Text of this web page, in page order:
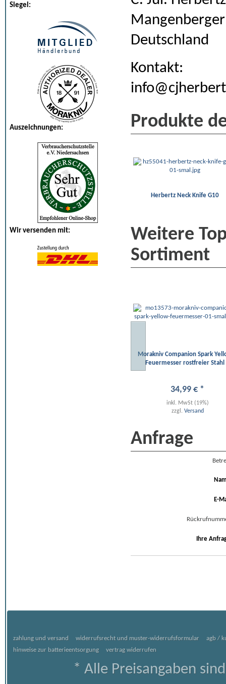
Siegel:
Auszeichnungen:
Wir versenden mit:
Deutschland
Kontakt:
Produkte
Herbertz Neck Knife G10
Weitere
Sortiment
Morakniv Companion Spark
Feuermesser rostfreier Stahl
34,99 € *
inkl. MwSt (19%)
zzgl. Versand
Anfrage
E-
Ihre
zahlung und versand widerrufsrecht und muster-widerrufsformular
agb /
hinweise zur batterieentsorgung
vertrag widerrufen
* Alle Preisangaben